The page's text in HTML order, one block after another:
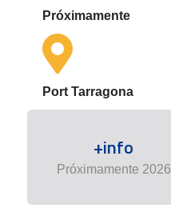
Próximamente
Port Tarragona
+info
Próximamente 2026